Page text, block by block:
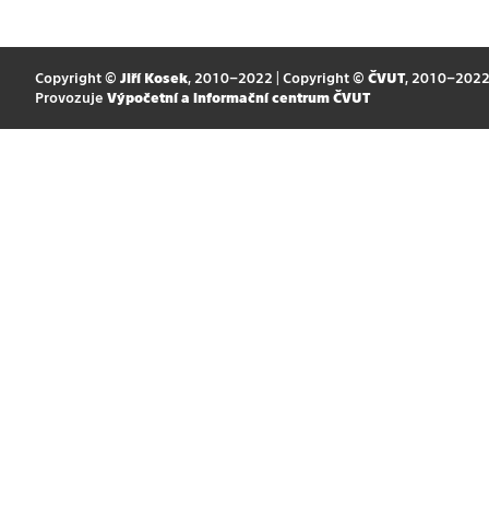
Copyright © Jiří Kosek, 2010–2022 | Copyright © ČVUT, 2010–2022
Provozuje Výpočetní a informační centrum ČVUT